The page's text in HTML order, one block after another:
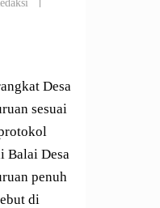
Desa
sesuai
Balai Desa
penuh
di